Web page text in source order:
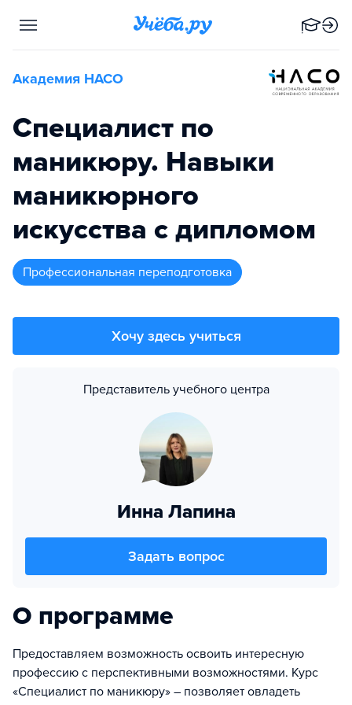
Академия НАСО
Специалист по
маникюру. Навыки
маникюрного
искусства с дипломом
профессиональная переподготовка
Хочу здесь учиться
Представитель учебного центра
Инна Лапина
Задать вопрос
О программе
Предоставляем возможность освоить интересную
профессию с перспективными возможностями. Курс
«Специалист по маникюру» – позволяет овладеть